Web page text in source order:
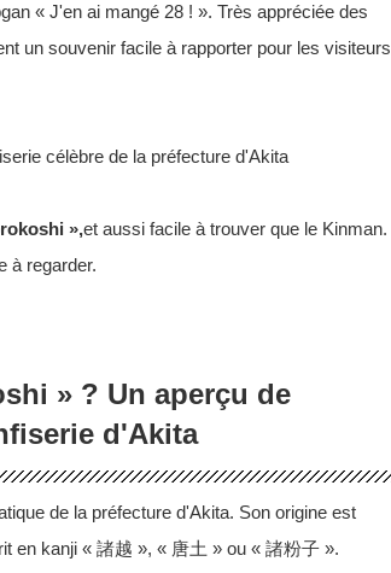
« J'en ai mangé 28 ! ». Très appréciée des
un souvenir facile à rapporter pour les visiteurs
célèbre de la préfecture d'Akita
»,et aussi facile à trouver que le Kinman.
à regarder.
» ? Un aperçu de
d'Akita
de la préfecture d'Akita. Son origine est
en kanji « 諸越 », « 唐土 » ou « 諸粉子 ».